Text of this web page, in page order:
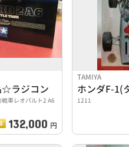
ラジコン
戦車レオパルト2 A6
132,000 円
TAMIYA
1211